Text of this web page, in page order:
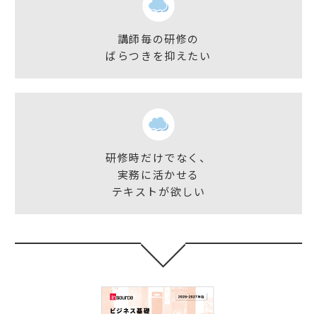
講師毎の研修の
ばらつきを抑えたい
研修時だけでなく、
実務に活かせる
テキストが欲しい